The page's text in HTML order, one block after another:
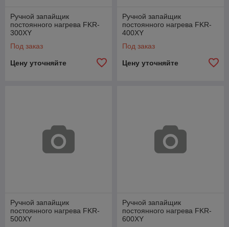
Ручной запайщик
постоянного нагрева FKR-
300XY
Под заказ
Цену уточняйте
Ручной запайщик
постоянного нагрева FKR-
400XY
Под заказ
Цену уточняйте
Ручной запайщик
постоянного нагрева FKR-
500XY
Ручной запайщик
постоянного нагрева FKR-
600XY